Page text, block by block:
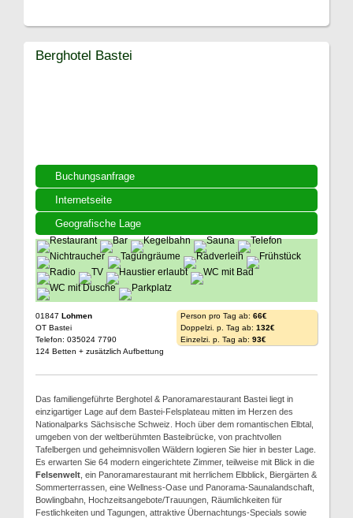
Buchungsanfrage
Internetseite
Geografische Lage
Berghotel Bastei
01847 Lohmen
OT Bastei
Telefon: 035024 7790
124 Betten + zusätzlich Aufbettung
Person pro Tag ab: 66€
Doppelzi. p. Tag ab: 132€
Einzelzi. p. Tag ab: 93€
Das familiengeführte Berghotel & Panoramarestaurant Bastei liegt in
einzigartiger Lage auf dem Bastei-Felsplateau mitten im Herzen des
Nationalparks Sächsische Schweiz. Hoch über dem romantischen Elbtal,
umgeben von der weltberühmten Basteibrücke, von prachtvollen
Tafelbergen und geheimnisvollen Wäldern logieren Sie hier in bester Lage.
Es erwarten Sie 64 modern eingerichtete Zimmer, teilweise mit Blick in die
Felsenwelt , ein Panoramarestaurant mit herrlichem Elbblick, Biergärten &
Sommerterrassen, eine Wellness-Oase und Panorama-Saunalandschaft,
Bowlingbahn, Hochzeitsangebote/Trauungen, Räumlichkeiten für
Festlichkeiten und Tagungen, attraktive Übernachtungs-Specials sowie